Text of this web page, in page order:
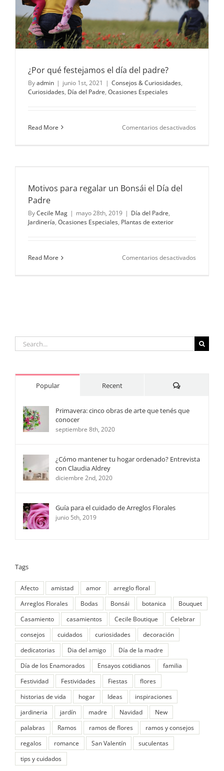
¿Por qué festejamos el día del padre?
Byadmin | junio 1st, 2021 | Consejos & Curiosidades,
Curiosidades, Día del Padre, Ocasiones Especiales
Read More Comentarios desactivados
Motivos para regalar un Bonsái el Día del
Padre
ByCecile Mag | mayo 28th, 2019 | Día del Padre,
Jardinería, Ocasiones Especiales, Plantas de exterior
Read More Comentarios desactivados
Padre
Search
for:
Popular Recent Comments
Primavera: cinco obras de arte que tenés que
conocer
septiembre 8th, 2020
¿Cómo mantener tu hogar ordenado? Entrevista
con Claudia Aldrey
diciembre 2nd, 2020
Guía para el cuidado de Arreglos Florales
junio 5th, 2019
Tags
Afecto amistad amor
arreglo floral
Arreglos Florales
Bodas Bonsái botanica
Bouquet
Casamiento
casamientos Cecile Boutique
Celebrar
consejos
cuidados curiosidades
decoración
dedicatorias
Dia del amigo
Día de la madre
Día de los Enamorados
Ensayos cotidianos
familia
Festividad
Festividades Fiestas
flores
historias de vida
hogar Ideas
inspiraciones
jardineria
jardín madre Navidad
New
palabras
Ramos ramos de flores
ramos y consejos
regalos
romance San Valentín
suculentas
tips y cuidados